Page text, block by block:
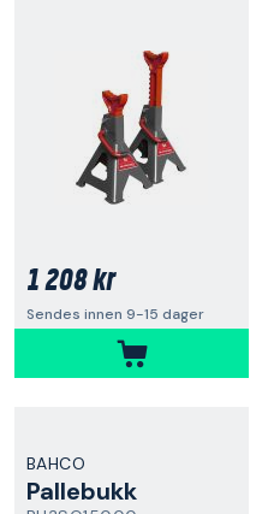
1 208 kr
Sendes innen 9-15 dager
BAHCO
Pallebukk